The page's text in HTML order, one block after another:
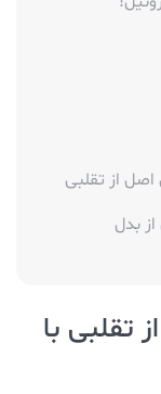
از تقلبی
بدل
با